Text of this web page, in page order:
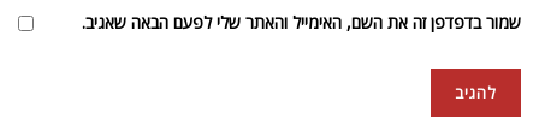
שמור בדפדפן זה את השם, האימייל והאתר שלי לפעם הבאה שאגיב.